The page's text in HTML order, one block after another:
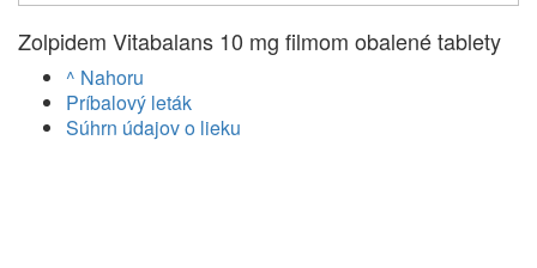
Zolpidem Vitabalans 10 mg filmom obalené tablety
^ Nahoru
Príbalový leták
Súhrn údajov o lieku